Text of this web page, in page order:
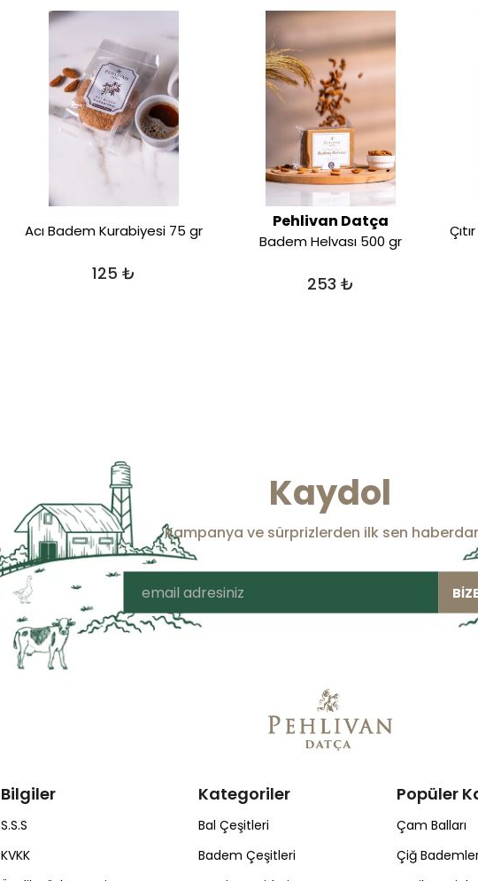
Acı Badem Kurabiyesi 75 gr
125 ₺
Pehlivan Datça
Badem Helvası 500 gr
253 ₺
Kaydol
Kampanya ve sürprizlerden ilk sen
Bilgiler
S.S.S
KVKK
Kategoriler
Bal Çeşitleri
Badem Çeşitleri
Popüler
Çam Balları
Çiğ